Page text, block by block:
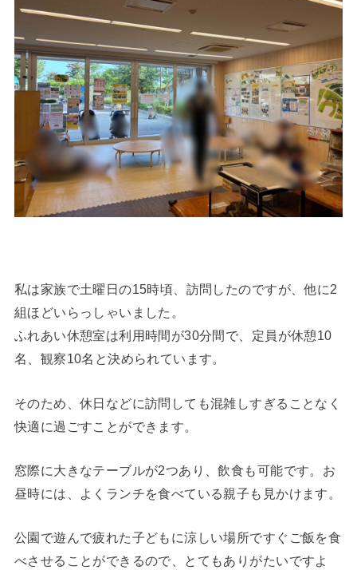
私は家族で土曜日の15時頃、訪問したのですが、他に2
組ほどいらっしゃいました。
ふれあい休憩室は利用時間が30分間で、定員が休憩10
名、観察10名と決められています。
そのため、休日などに訪問しても混雑しすぎることなく
快適に過ごすことができます。
窓際に大きなテーブルが2つあり、飲食も可能です。お
昼時には、よくランチを食べている親子も見かけます。
公園で遊んで疲れた子どもに涼しい場所ですぐご飯を食
べさせることができるので、とてもありがたいですよ